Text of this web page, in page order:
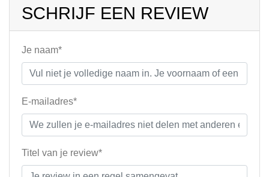
SCHRIJF EEN REVIEW
Je naam*
E-mailadres*
Titel van je review*